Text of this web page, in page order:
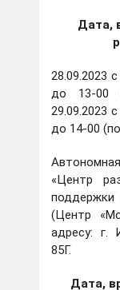
Дата,
28.09.2023
до 13-00
29.09.2023
до 14-00
«Центр
поддержки
(Центр
адресу: г.
85Г.
Дата,